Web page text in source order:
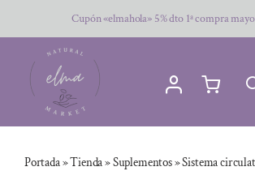
al
contenido
Cupón «elmahola» 5% dto 1ª compra
Portada»Tienda»Suplementos»Sistema